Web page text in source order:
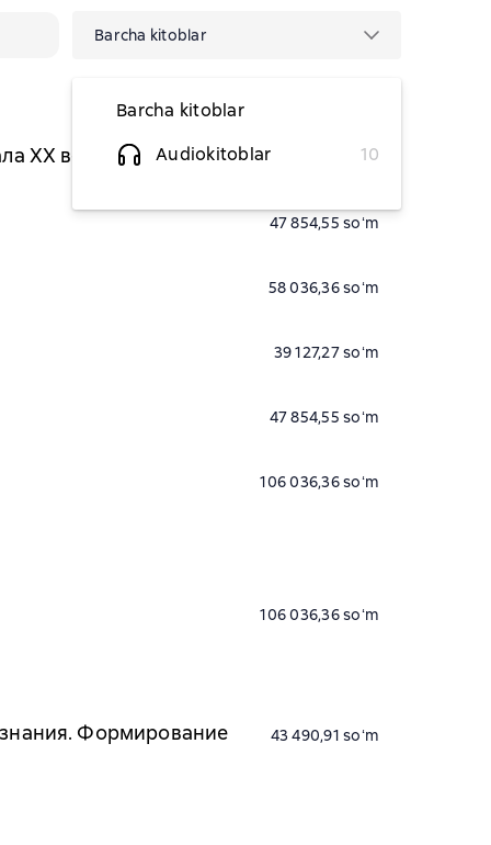
Barcha kitoblar
Barcha kitoblar
Audiokitoblar
10
XX века
(Чтец)
110 400 soʻm
47 854,55 soʻm
58 036,36 soʻm
39 127,27 soʻm
47 854,55 soʻm
106 036,36 soʻm
106 036,36 soʻm
Формирование
43 490,91 soʻm